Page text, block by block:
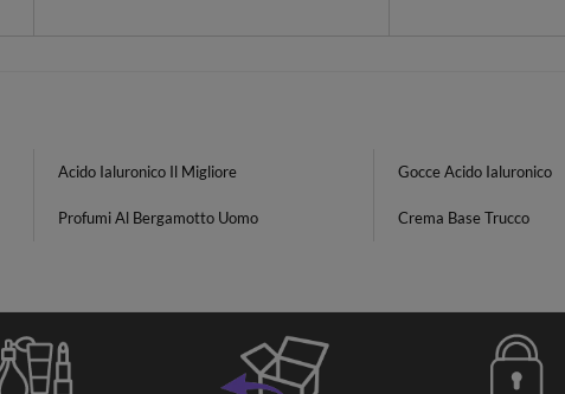
Acido Ialuronico Il Migliore Gocce Acido Ialuronico
Profumi Al Bergamotto Uomo Crema Base Trucco